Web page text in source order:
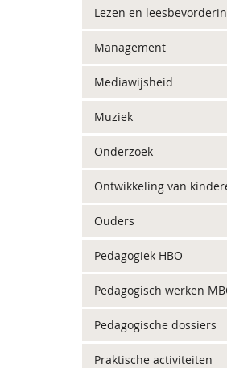
Lezen en
Management
Mediawijsheid
Muziek
Onderzoek
Ontwikkeling van
Ouders
Pedagogiek HBO
Pedagogisch werken
Pedagogische dossiers
Praktische activiteiten